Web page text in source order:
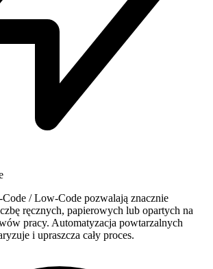
/ Low-Code pozwalają znacznie
ręcznych, papierowych lub opartych na
pracy. Automatyzacja powtarzalnych
i upraszcza cały proces.